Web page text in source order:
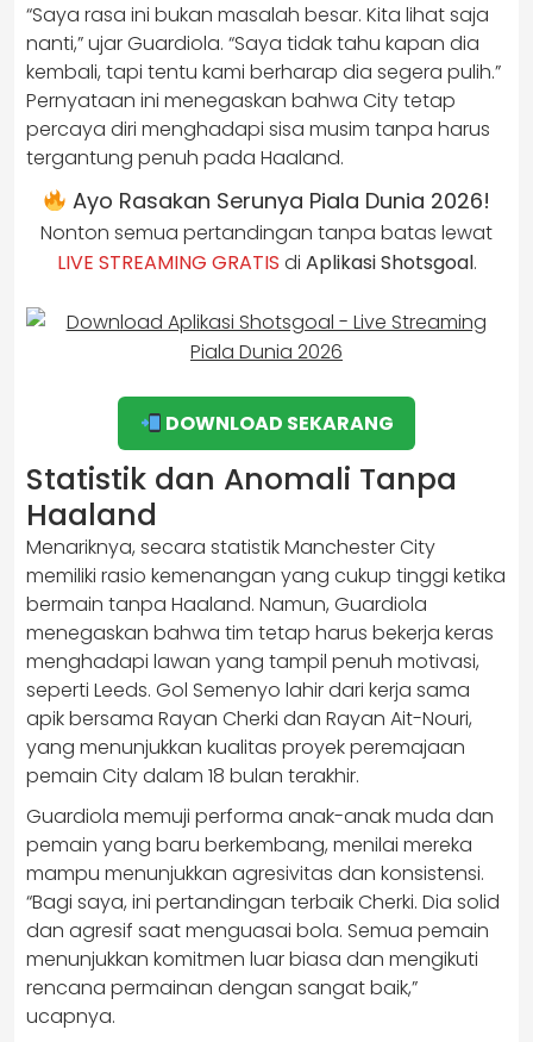
“Saya rasa ini bukan masalah besar. Kita lihat saja
nanti,” ujar Guardiola. “Saya tidak tahu kapan dia
kembali, tapi tentu kami berharap dia segera pulih.”
Pernyataan ini menegaskan bahwa City tetap
percaya diri menghadapi sisa musim tanpa harus
tergantung penuh pada Haaland.
Ayo Rasakan Serunya Piala Dunia 2026!
Nonton semua pertandingan tanpa batas lewat
LIVE STREAMING GRATIS di Aplikasi Shotsgoal.
DOWNLOAD SEKARANG
Statistik dan Anomali Tanpa
Haaland
Menariknya, secara statistik Manchester City
memiliki rasio kemenangan yang cukup tinggi ketika
bermain tanpa Haaland. Namun, Guardiola
menegaskan bahwa tim tetap harus bekerja keras
menghadapi lawan yang tampil penuh motivasi,
seperti Leeds. Gol Semenyo lahir dari kerja sama
apik bersama Rayan Cherki dan Rayan Ait-Nouri,
yang menunjukkan kualitas proyek peremajaan
pemain City dalam 18 bulan terakhir.
Guardiola memuji performa anak-anak muda dan
pemain yang baru berkembang, menilai mereka
mampu menunjukkan agresivitas dan konsistensi.
“Bagi saya, ini pertandingan terbaik Cherki. Dia solid
dan agresif saat menguasai bola. Semua pemain
menunjukkan komitmen luar biasa dan mengikuti
rencana permainan dengan sangat baik,”
ucapnya.